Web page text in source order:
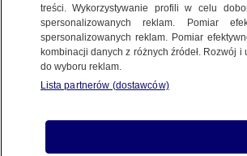
12.05.2024, 10:57Aktualizacja:12.05.2024,
Udostępnij
treści. Wykorzystywanie profili w celu
spersonalizowanych reklam. Pomiar
spersonalizowanych reklam. Pomiar
kombinacji danych z różnych źródeł. Rozwój
do wyboru reklam.
Lista partnerów (dostawców)